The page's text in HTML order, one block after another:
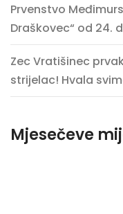
Prvenstvo
Draškovec“ od 24.
Zec Vratišinec
strijelac! Hvala
Mjesečeve